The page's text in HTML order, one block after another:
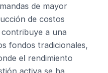
de mayor
de costos
a una
fondos tradicionales,
el rendimiento
activa se ha